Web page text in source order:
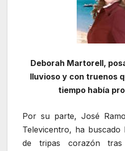
Deborah Martorell,
lluvioso y con truenos
tiempo había
Por su parte, José
Televicentro, ha
de tripas corazón tras